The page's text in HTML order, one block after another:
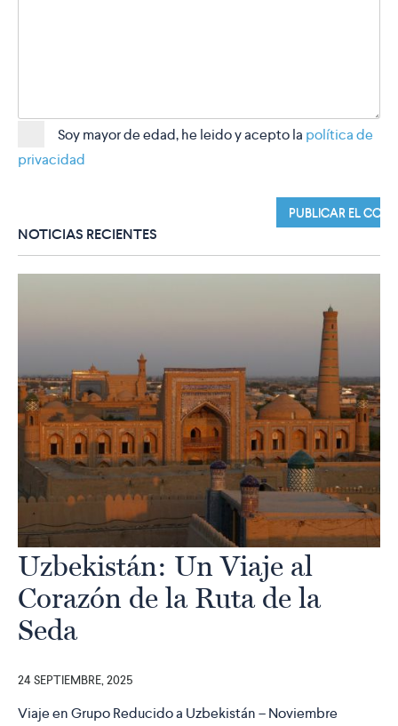
Soy mayor de edad, he leido y acepto la política de
privacidad
NOTICIAS RECIENTES
Uzbekistán: Un Viaje al
Corazón de la Ruta de la
Seda
24 SEPTIEMBRE, 2025
Viaje en Grupo Reducido a Uzbekistán – Noviembre